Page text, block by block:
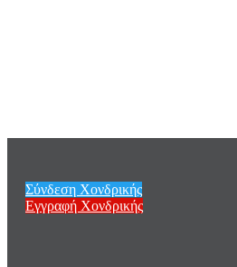
Σύνδεση Χονδρικής
Εγγραφή Χονδρικής